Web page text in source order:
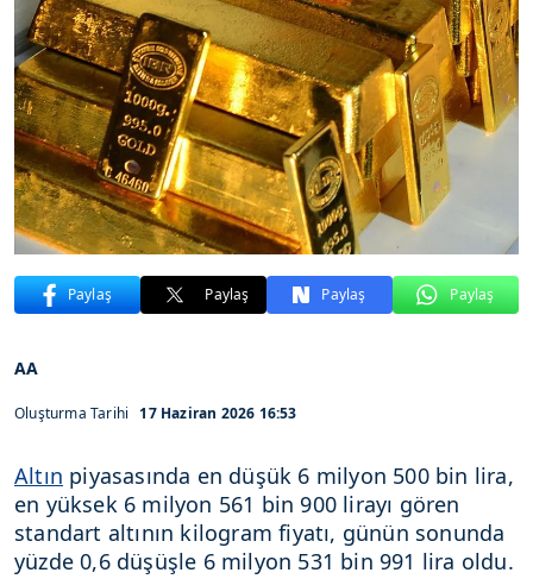
Paylaş Paylaş Paylaş Paylaş
AA
Oluşturma Tarihi 17 Haziran 2026 16:53
Altın piyasasında en düşük 6 milyon 500 bin lira,
en yüksek 6 milyon 561 bin 900 lirayı gören
standart altının kilogram fiyatı, günün sonunda
yüzde 0,6 düşüşle 6 milyon 531 bin 991 lira oldu.